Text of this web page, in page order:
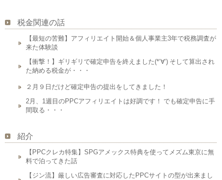
税金関連の話
【最短の苦難】アフィリエイト開始＆個人事業主3年で税務調査が
来た体験談
【衝撃！】ギリギリで確定申告を終えました(*‘∀‘) そして算出され
た納める税金が・・・
２月９日だけど確定申告の提出をしてきました！
2月、1週目のPPCアフィリエイトは好調です！ でも確定申告に手
間取る・・・
紹介
【PPCクレカ特集】SPGアメックス特典を使ってメズム東京に無
料で泊ってきた話
【ジン流】厳しい広告審査に対応したPPCサイトの型が出来まし